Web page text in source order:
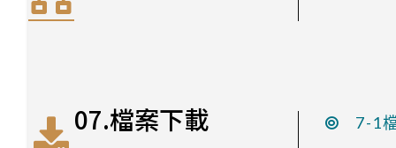
07.檔案下載 7-1